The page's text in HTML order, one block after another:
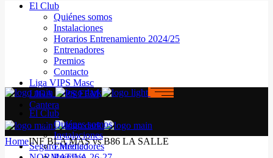
El Club
Quiénes somos
Instalaciones
Horarios Entrenamiento 2024/25
Entrenadores
Premios
Contacto
Liga VIPS Masc
LIGA VIPS FEM
Cantera
Seguro Médico
El Club
Quiénes somos
Instalaciones
Entrenadores
HomeINF BLA MAS vs B86 LA SALLE